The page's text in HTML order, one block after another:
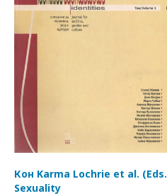
Кон Karma Lochrie et al.
Sexuality